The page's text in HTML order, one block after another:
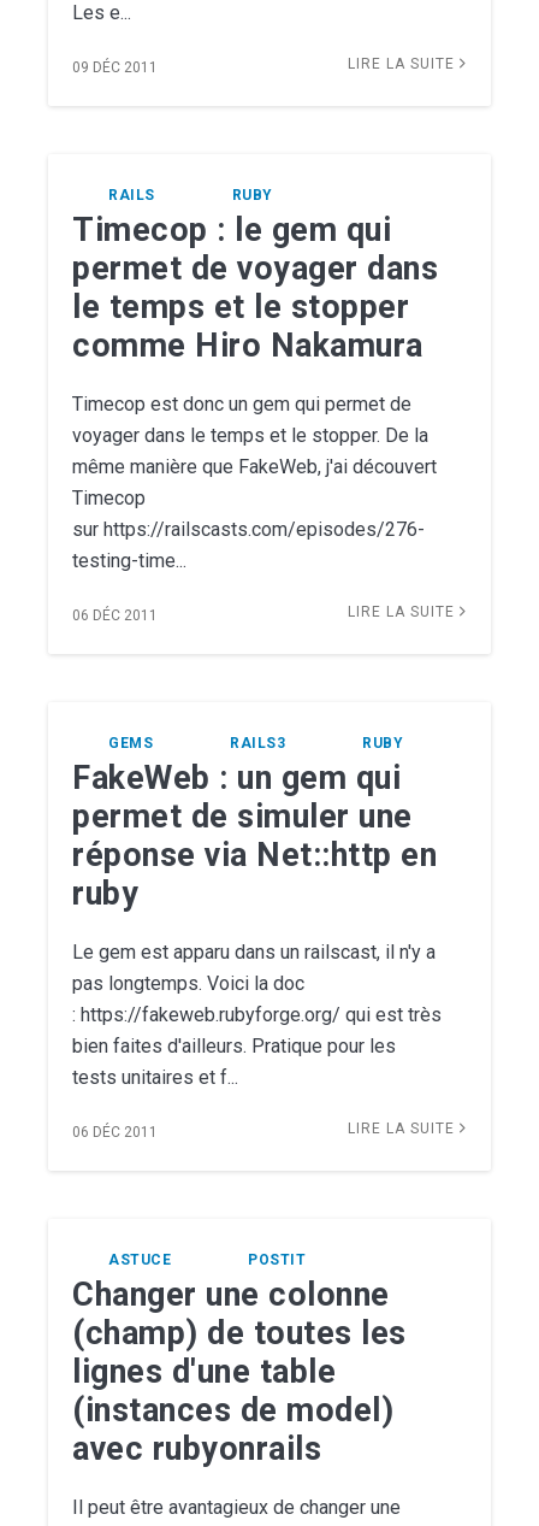
Les e...
09 DÉC 2011 LIRE LA SUITE
RAILS RUBY
Timecop : le gem qui
permet de voyager dans
le temps et le stopper
comme Hiro Nakamura
Timecop est donc un gem qui permet de
voyager dans le temps et le stopper. De la
même manière que FakeWeb, j'ai découvert
Timecop
sur https://railscasts.com/episodes/276-
testing-time...
06 DÉC 2011 LIRE LA SUITE
GEMS RAILS3 RUBY
FakeWeb : un gem qui
permet de simuler une
réponse via Net::http en
ruby
Le gem est apparu dans un railscast, il n'y a
pas longtemps. Voici la doc
: https://fakeweb.rubyforge.org/ qui est très
bien faites d'ailleurs. Pratique pour les
tests unitaires et f...
06 DÉC 2011 LIRE LA SUITE
ASTUCE POSTIT
Changer une colonne
(champ) de toutes les
lignes d'une table
(instances de model)
avec rubyonrails
Il peut être avantagieux de changer une